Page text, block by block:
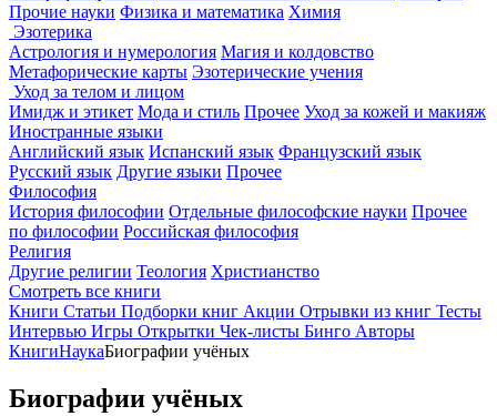
Прочие науки Физика и математика Химия
Эзотерика
Астрология и нумерология Магия и колдовство
Метафорические карты Эзотерические учения
Уход за телом и лицом
Имидж и этикет Мода и стиль Прочее Уход за кожей и макияж
Иностранные языки
Английский язык Испанский язык Французский язык
Русский язык Другие языки Прочее
Философия
История философии Отдельные философские науки Прочее
по философии Российская философия
Религия
Другие религии Теология Христианство
Смотреть все книги
Книги Статьи Подборки книг Акции Отрывки из книг Тесты
Интервью Игры Открытки Чек-листы Бинго Авторы
КнигиНаукаБиографии учёных
Биографии учёных